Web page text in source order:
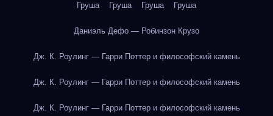
Груша Груша Груша Груша
Даниэль Дефо — Робинзон Крузо
Дж. К. Роулинг — Гарри Поттер и философский камень
Дж. К. Роулинг — Гарри Поттер и философский камень
Дж. К. Роулинг — Гарри Поттер и философский камень